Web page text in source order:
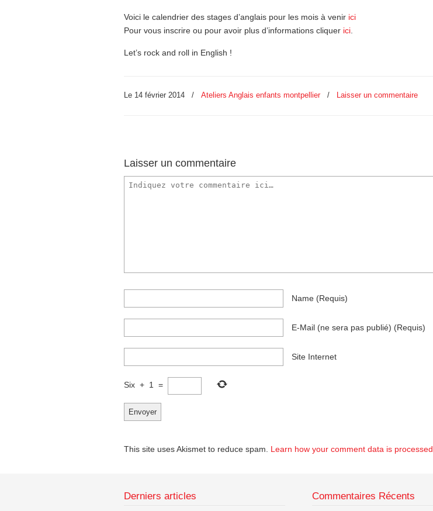
Voici le calendrier des stages d’anglais pour les mois à venir ici
Pour vous inscrire ou pour avoir plus d’informations cliquer ici
Let’s rock and roll in English !
Le 14 février 2014 / Ateliers Anglais enfants montpellier / Laisser un commentaire
Laisser un commentaire
Name (requis)
E-Mail (ne sera pas publié) (requis)
Site Internet
Six + 1 =
This site uses Akismet to reduce spam. Learn how your comment data is processed.
Derniers articles Commentaires Récents